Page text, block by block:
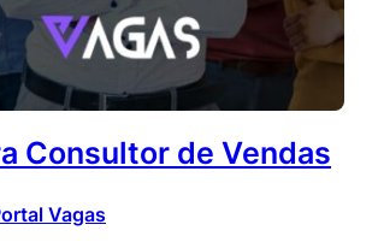
Consultor de Vendas
Vagas